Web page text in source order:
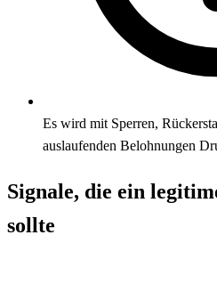
Es wird mit Sperren,
auslaufenden Belohnungen
Signale, die ein
sollte